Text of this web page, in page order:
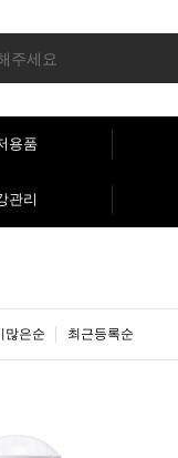
용품
관리
많은순 최근등록순